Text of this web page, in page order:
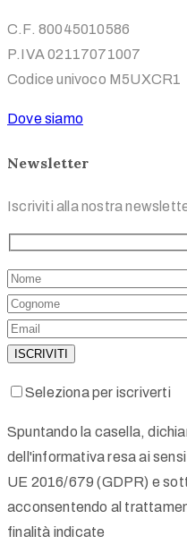
C.F. 80045010586
P.IVA 02117071007
Codice univoco M5UXCR1
Dove siamo
Newsletter
Iscriviti alla nostra
Seleziona per iscriverti
Spuntando la casella,
dell'informativa resa ai
UE 2016/679 (GDPR) e
acconsentendo al
finalità indicate